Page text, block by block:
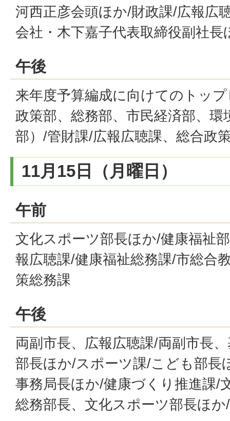
河西正彦会頭ほか/財政課/広報広
会社・木下嘉子代表取締役副社長
午後
来年度予算編成に向けてのトッ
政策部、総務部、市民経済部、環
部）/管財課/広報広聴課、総合政
11月15日（月曜日）
午前
文化スポーツ部長ほか/健康福祉
報広聴課/健康福祉総務課/市総合
策総務課
午後
両副市長、広報広聴課/両副市長
部長ほか/スポーツ課/こども部長
事務局長ほか/健康づくり推進課/
総務部長、文化スポーツ部長ほか